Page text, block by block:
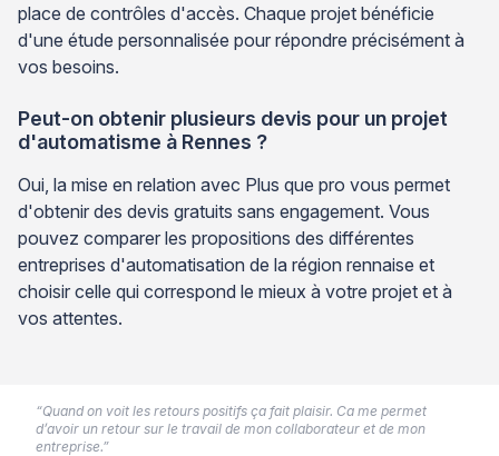
place de contrôles d'accès. Chaque projet bénéficie
d'une étude personnalisée pour répondre précisément à
vos besoins.
Peut-on obtenir plusieurs devis pour un projet
d'automatisme à Rennes ?
Oui, la mise en relation avec Plus que pro vous permet
d'obtenir des devis gratuits sans engagement. Vous
pouvez comparer les propositions des différentes
entreprises d'automatisation de la région rennaise et
choisir celle qui correspond le mieux à votre projet et à
vos attentes.
“Quand on voit les retours positifs ça fait plaisir. Ca me permet
d’avoir un retour sur le travail de mon collaborateur et de mon
entreprise.”